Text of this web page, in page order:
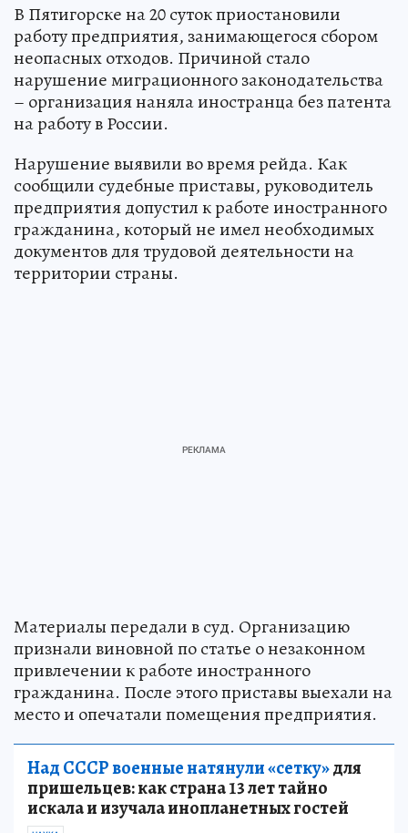
В Пятигорске на 20 суток приостановили
работу предприятия, занимающегося сбором
неопасных отходов. Причиной стало
нарушение миграционного законодательства
– организация наняла иностранца без патента
на работу в России.
Нарушение выявили во время рейда. Как
сообщили судебные приставы, руководитель
предприятия допустил к работе иностранного
гражданина, который не имел необходимых
документов для трудовой деятельности на
территории страны.
Материалы передали в суд. Организацию
признали виновной по статье о незаконном
привлечении к работе иностранного
гражданина. После этого приставы выехали на
место и опечатали помещения предприятия.
Над СССР военные натянули «сетку»для
пришельцев: как страна 13 лет тайно
искала и изучала инопланетных гостей